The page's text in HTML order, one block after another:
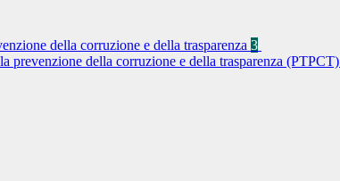
della corruzione e della trasparenza 3
prevenzione della corruzione e della trasparenza (PTPCT)